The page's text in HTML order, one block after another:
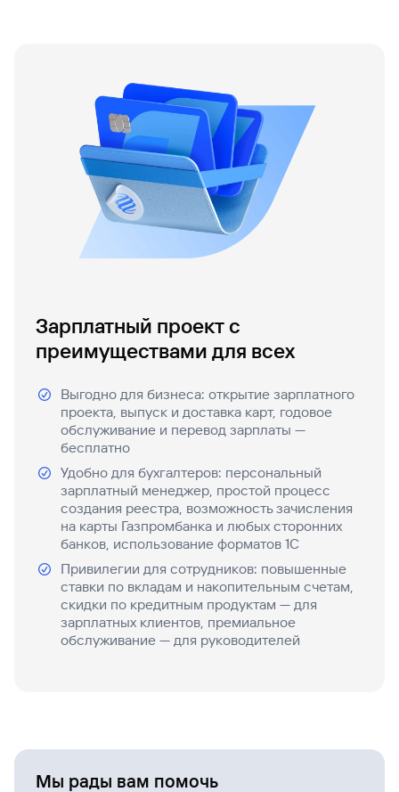
Зарплатный проект с
преимуществами для всех
Выгодно для бизнеса: открытие зарплатного
проекта, выпуск и доставка карт, годовое
обслуживание и перевод зарплаты —
бесплатно
Удобно для бухгалтеров: персональный
зарплатный менеджер, простой процесс
создания реестра, возможность зачисления
на карты Газпромбанка и любых сторонних
банков, использование форматов 1С
Привилегии для сотрудников: повышенные
ставки по вкладам и накопительным счетам,
скидки по кредитным продуктам — для
зарплатных клиентов, премиальное
обслуживание — для руководителей
Мы рады вам помочь